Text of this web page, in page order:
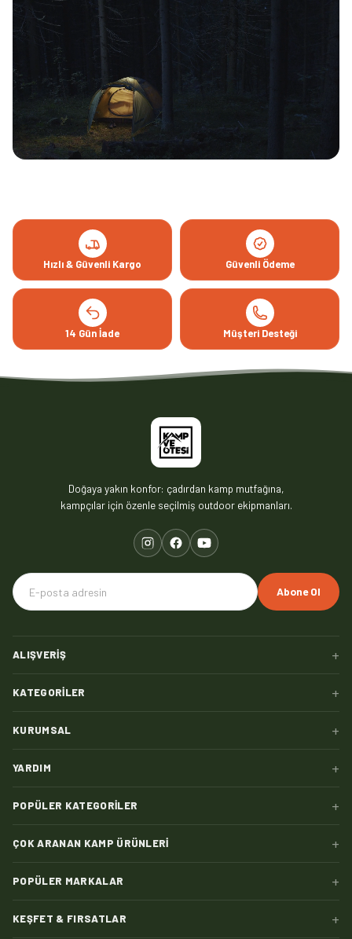
Hızlı & Güvenli Kargo Güvenli Ödeme
14 Gün İade Müşteri Desteği
Doğaya yakın konfor: çadırdan kamp mutfağına,
kampçılar için özenle seçilmiş outdoor ekipmanları.
Abone Ol
ALIŞVERIŞ +
KATEGORILER +
KURUMSAL +
YARDIM +
POPÜLER KATEGORILER +
ÇOK ARANAN KAMP ÜRÜNLERI +
POPÜLER MARKALAR +
KEŞFET & FIRSATLAR +